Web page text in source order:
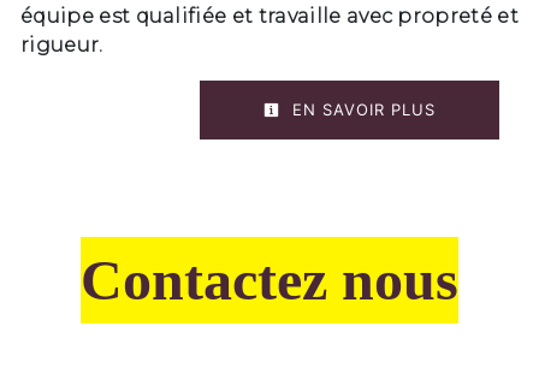
équipe est qualifiée et travaille avec propreté et
rigueur.
EN SAVOIR PLUS
Contactez nous